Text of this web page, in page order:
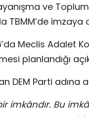
ve
TBMM’de imzaya
Meclis Adalet
planlandığı
DEM Parti adına
imkândır. Bu